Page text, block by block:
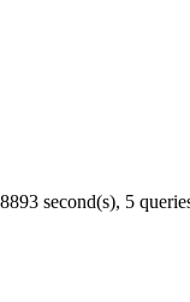
second(s), 5